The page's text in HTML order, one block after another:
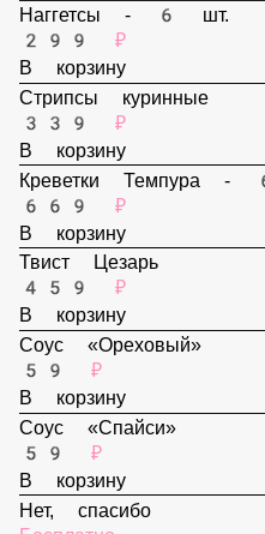
159 ₽
В корзину
Наггетсы - 6 шт.
299 ₽
В корзину
Стрипсы куринные
339 ₽
В корзину
Креветки Темпура -
669 ₽
В корзину
Твист Цезарь
459 ₽
В корзину
Соус «Ореховый»
59 ₽